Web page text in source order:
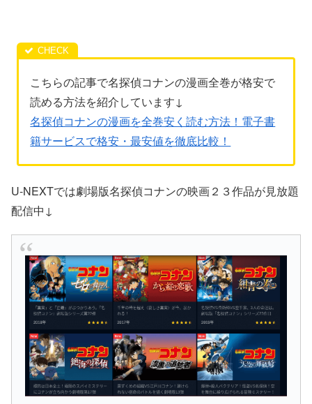
こちらの記事で名探偵コナンの漫画全巻が格安で
読める方法を紹介しています↓
名探偵コナンの漫画を全巻安く読む方法！電子書
籍サービスで格安・最安値を徹底比較！
U-NEXTでは劇場版名探偵コナンの映画２３作品が見放題
配信中↓